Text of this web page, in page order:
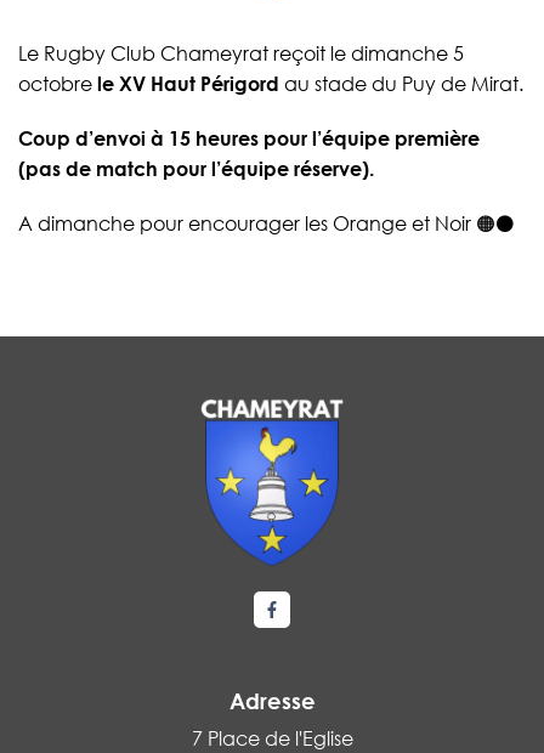
Le Rugby Club Chameyrat reçoit le dimanche 5
octobre le XV Haut Périgord au stade du Puy de Mirat.
Coup d’envoi à 15 heures pour l’équipe première
(pas de match pour l’équipe réserve).
A dimanche pour encourager les Orange et Noir 🟠⚫
Lien vers le compte Facebook
Adresse
7 Place de l'Eglise